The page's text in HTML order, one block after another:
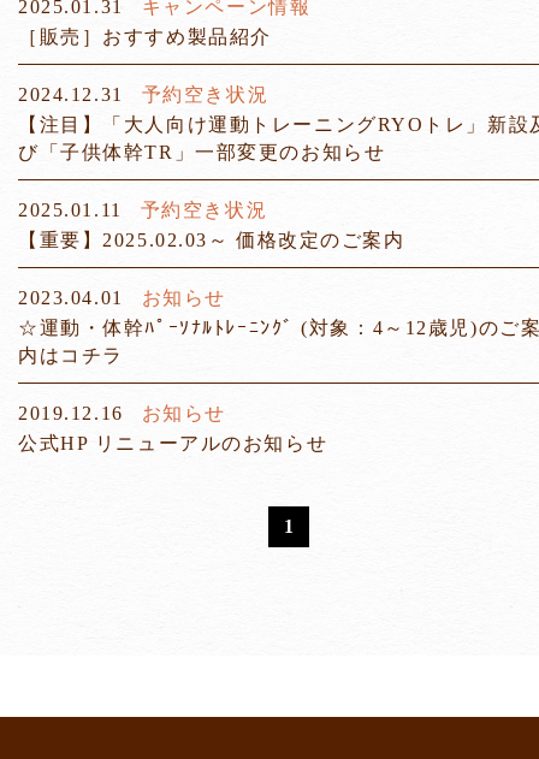
2025.01.31
キャンペーン情報
［販売］おすすめ製品紹介
2024.12.31
予約空き状況
【注目】「大人向け運動トレーニングRYOトレ」新設
び「子供体幹TR」一部変更のお知らせ
2025.01.11
予約空き状況
【重要】2025.02.03～ 価格改定のご案内
2023.04.01
お知らせ
☆運動・体幹ﾊﾟｰｿﾅﾙﾄﾚｰﾆﾝｸﾞ (対象：4～12歳児)のご
内はコチラ
2019.12.16
お知らせ
公式HP リニューアルのお知らせ
1